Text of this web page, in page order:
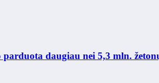
daugiau nei 5,3 mln.